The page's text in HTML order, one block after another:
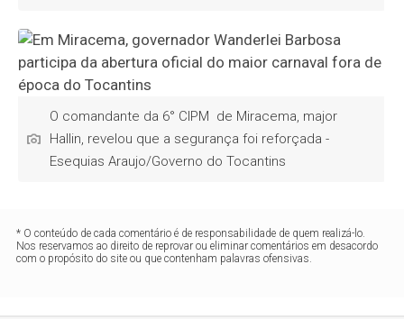
O comandante da 6° CIPM de Miracema, major
Hallin, revelou que a segurança foi reforçada -
Esequias Araujo/Governo do Tocantins
* O conteúdo de cada comentário é de responsabilidade de quem realizá-lo.
Nos reservamos ao direito de reprovar ou eliminar comentários em desacordo
com o propósito do site ou que contenham palavras ofensivas.